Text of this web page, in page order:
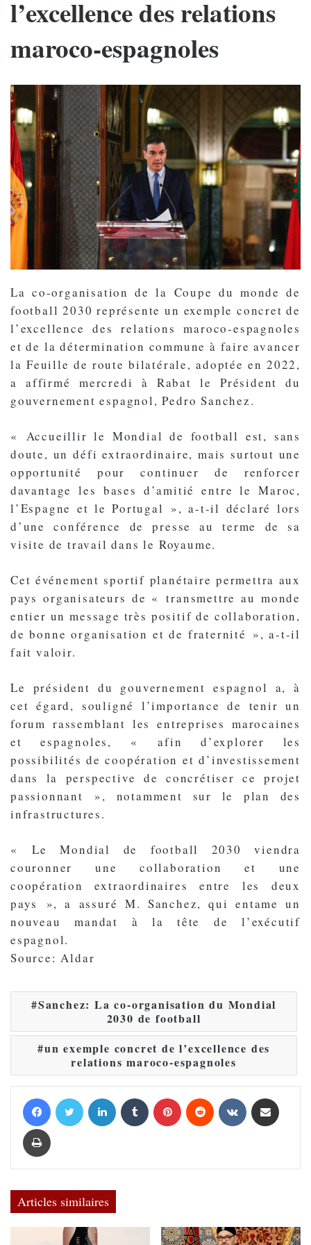
l’excellence des relations
maroco-espagnoles
La co-organisation de la Coupe du monde de
football 2030 représente un exemple concret de
l’excellence des relations maroco-espagnoles
et de la détermination commune à faire avancer
la Feuille de route bilatérale, adoptée en 2022,
a affirmé mercredi à Rabat le Président du
gouvernement espagnol, Pedro Sanchez.
« Accueillir le Mondial de football est, sans
doute, un défi extraordinaire, mais surtout une
opportunité pour continuer de renforcer
davantage les bases d’amitié entre le Maroc,
l’Espagne et le Portugal », a-t-il déclaré lors
d’une conférence de presse au terme de sa
visite de travail dans le Royaume.
Cet événement sportif planétaire permettra aux
pays organisateurs de « transmettre au monde
entier un message très positif de collaboration,
de bonne organisation et de fraternité », a-t-il
fait valoir.
Le président du gouvernement espagnol a, à
cet égard, souligné l’importance de tenir un
forum rassemblant les entreprises marocaines
et espagnoles, « afin d’explorer les
possibilités de coopération et d’investissement
dans la perspective de concrétiser ce projet
passionnant », notamment sur le plan des
infrastructures.
« Le Mondial de football 2030 viendra
couronner une collaboration et une
coopération extraordinaires entre les deux
pays », a assuré M. Sanchez, qui entame un
nouveau mandat à la tête de l’exécutif
espagnol.
Source: Aldar
Sanchez: La co-organisation du Mondial
2030 de football
un exemple concret de l’excellence des
relations maroco-espagnoles
Articles similaires